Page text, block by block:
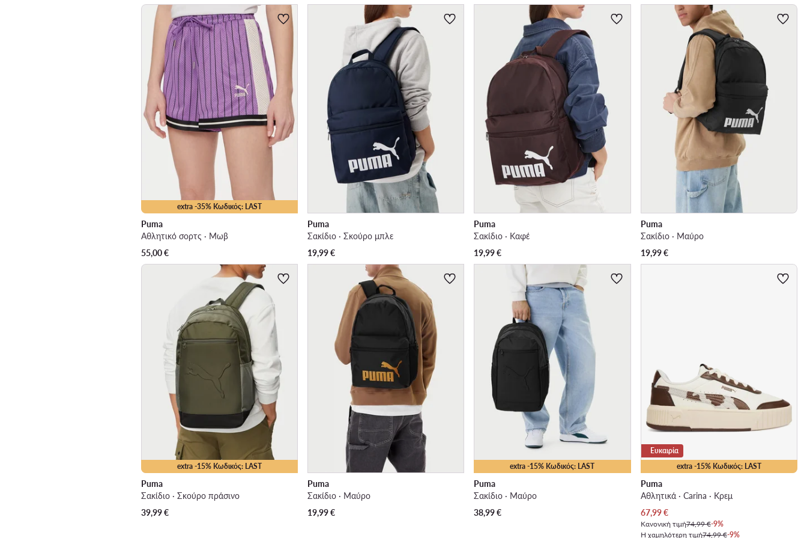
extra -35% Κωδικός: LAST
Puma
Αθλητικό σορτς · Μωβ
55,00€
Puma
Σακίδιο · Σκούρο μπλε
19,99€
Puma
Σακίδιο · Καφέ
19,99€
Puma
Σακίδιο · Μαύρο
19,99€
extra -15% Κωδικός: LAST
Puma
Σακίδιο · Σκούρο πράσινο
39,99€
Puma
Σακίδιο · Μαύρο
19,99€
extra -15% Κωδικός: LAST
Puma
Σακίδιο · Μαύρο
38,99€
extra -15% Κωδικός: LAST
Ευκαιρία
Puma
Αθλητικά · Carina · Κρεμ
Τρέχουσα τιμή
67,99€
Κανονική τιμή74,99 €-9%
Η χαμηλότερη τιμή74,99 €-9%